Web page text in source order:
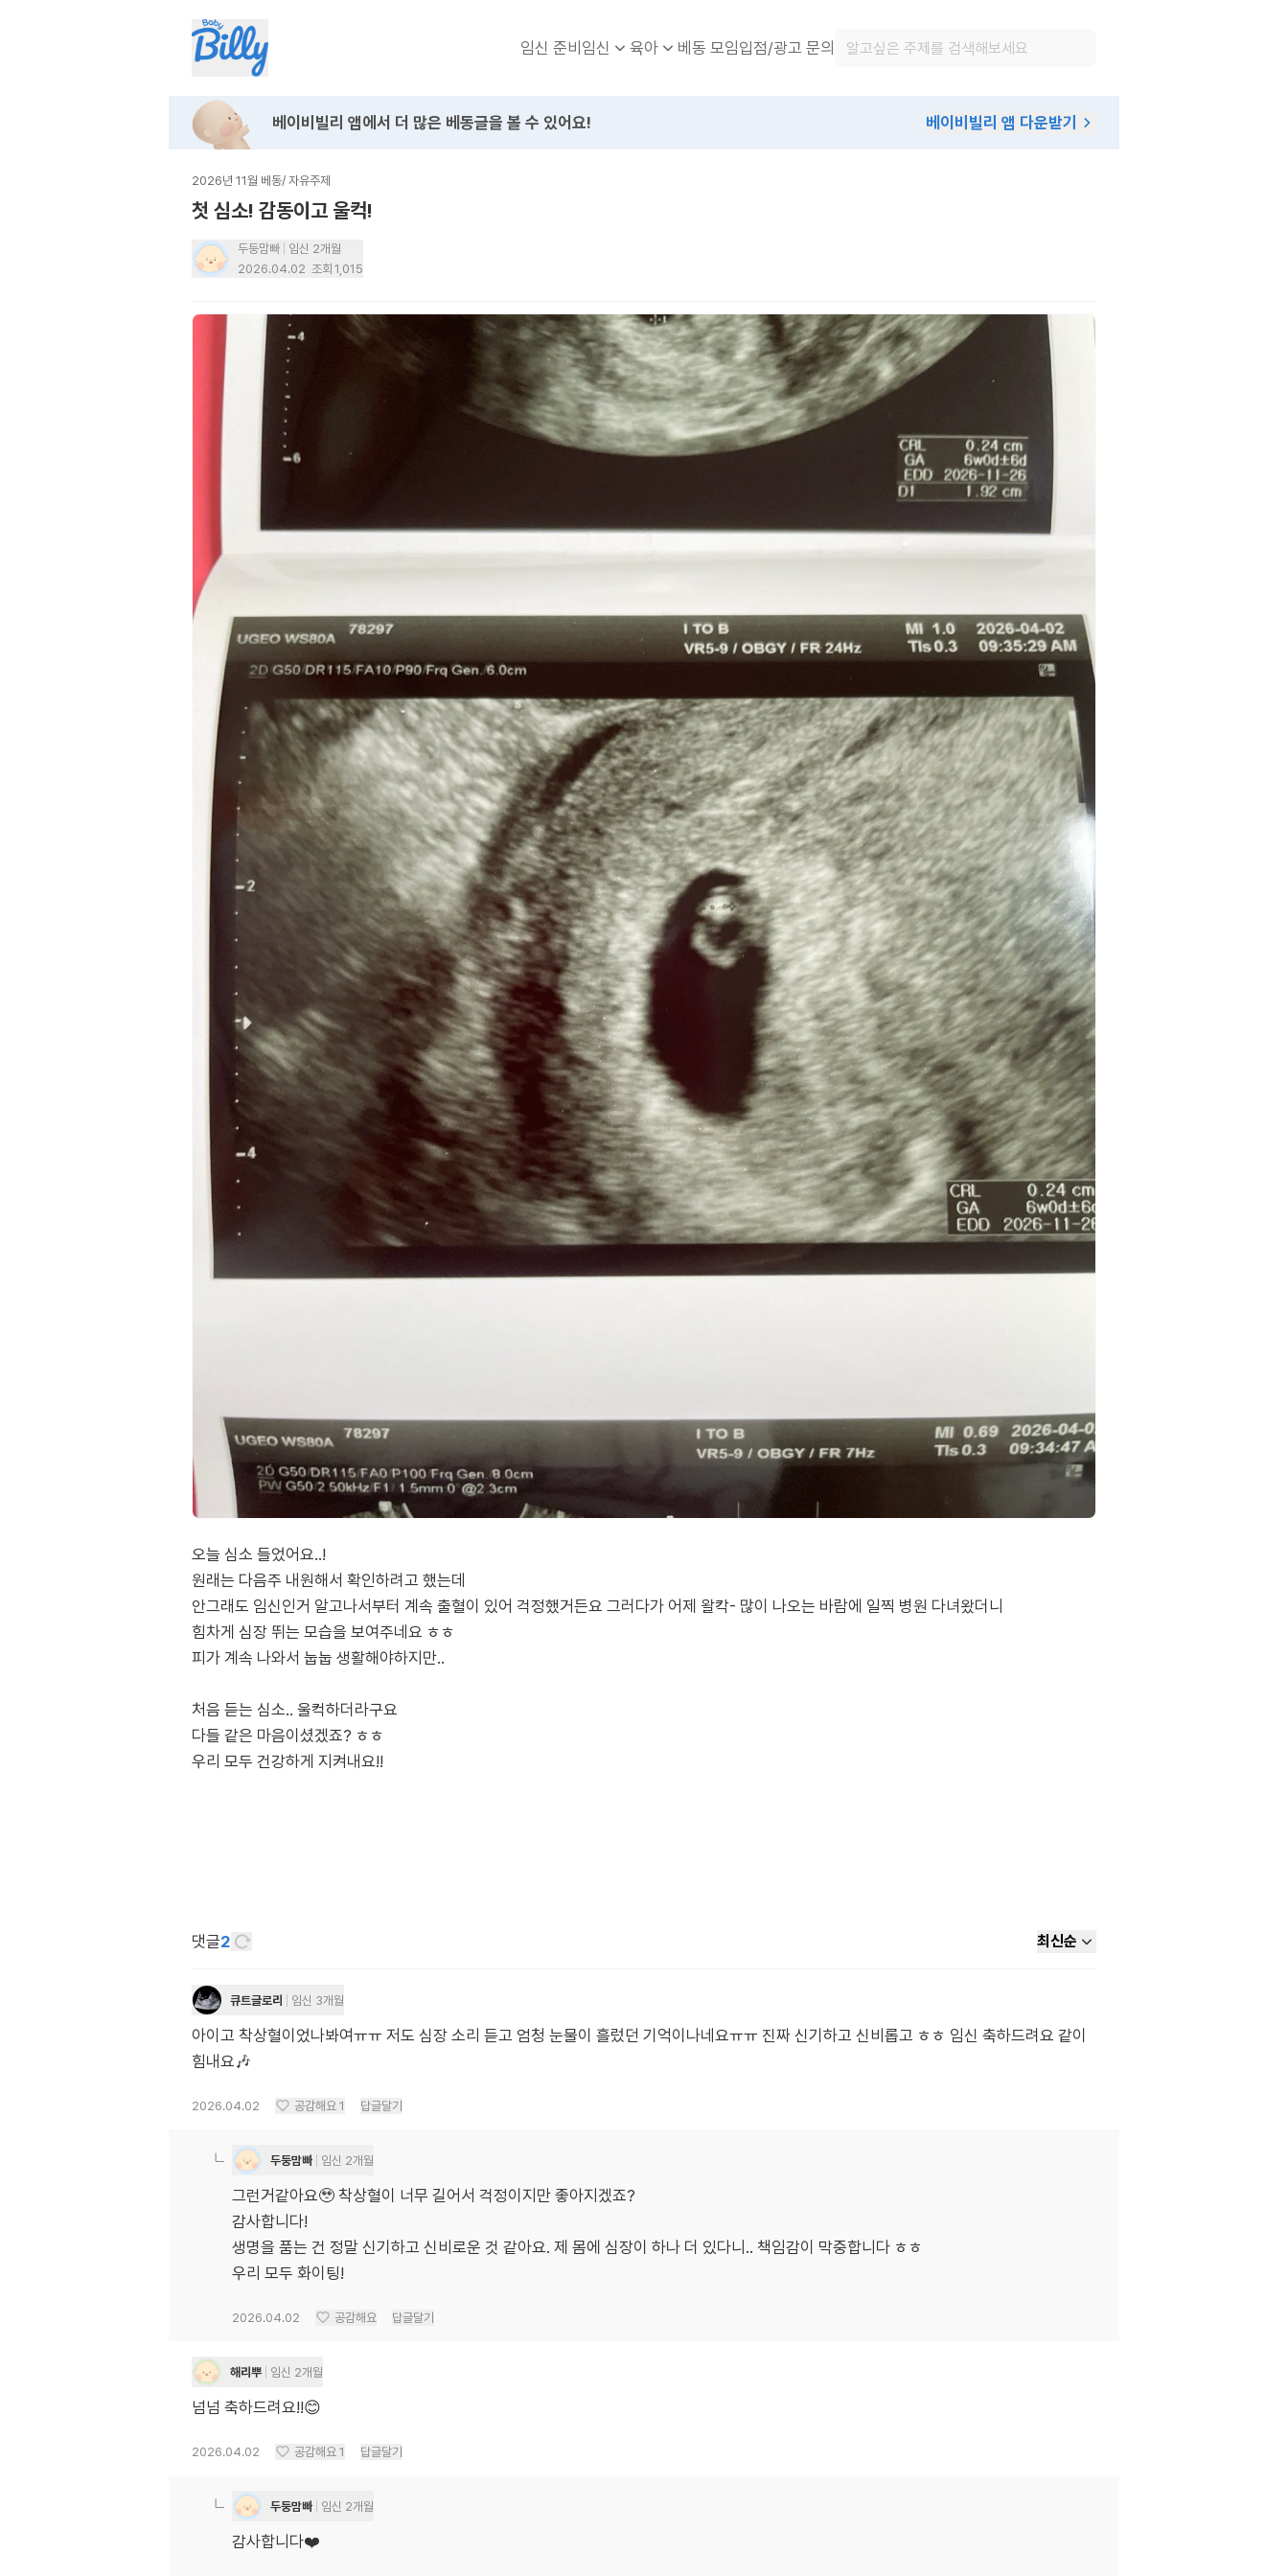
임신 준비임신 육아 베동 모임입점/광고 문의
베이비빌리 앱에서 더 많은 베동글을 볼 수 있어요! 베이비빌리 앱 다운받기
2026년 11월 베동/ 자유주제
첫 심소! 감동이고 울컥!
두둥맘빠
임신 2개월
2026.04.02 조회 1,015
오늘 심소 들었어요..!
원래는 다음주 내원해서 확인하려고 했는데
안그래도 임신인거 알고나서부터 계속 출혈이 있어 걱정했거든요 그러다가 어제 왈칵- 많이 나오는 바람에 일찍 병원 다녀왔더니
힘차게 심장 뛰는 모습을 보여주네요 ㅎㅎ
피가 계속 나와서 눕눕 생활해야하지만..
처음 듣는 심소.. 울컥하더라구요
다들 같은 마음이셨겠죠? ㅎㅎ
댓글2 최신순
큐트글로리 임신 3개월
아이고 착상혈이었나봐여ㅠㅠ 저도 심장 소리 듣고 엄청 눈물이 흘렀던 기억이나네요ㅠㅠ 진짜 신기하고 신비롭고 ㅎㅎ 임신 축하드려요 같이
힘내요🎶
2026.04.02 공감해요 1 답글달기
두둥맘빠 임신 2개월
그런거같아요🥹 착상혈이 너무 길어서 걱정이지만 좋아지겠죠?
감사합니다!
생명을 품는 건 정말 신기하고 신비로운 것 같아요. 제 몸에 심장이 하나 더 있다니.. 책임감이 막중합니다 ㅎㅎ
우리 모두 화이팅!
2026.04.02 공감해요 답글달기
해리뿌 임신 2개월
넘넘 축하드려요!!😊
2026.04.02 공감해요 1 답글달기
두둥맘빠 임신 2개월
감사합니다❤️